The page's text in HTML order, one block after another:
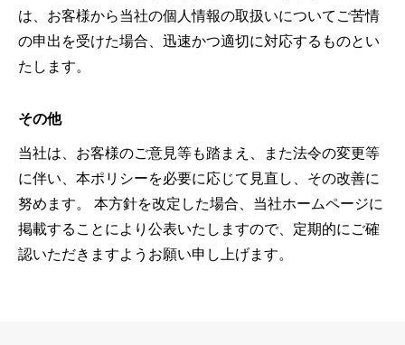
は、お客様から当社の個人情報の取扱いについてご苦情
の申出を受けた場合、迅速かつ適切に対応するものとい
たします。
その他
当社は、お客様のご意見等も踏まえ、また法令の変更等
に伴い、本ポリシーを必要に応じて見直し、その改善に
努めます。 本方針を改定した場合、当社ホームページに
掲載することにより公表いたしますので、定期的にご確
認いただきますようお願い申し上げます。